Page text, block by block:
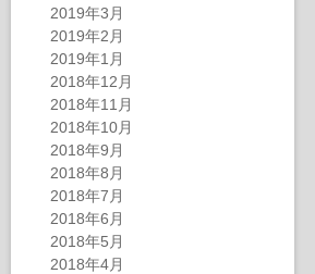
2019年3月
2019年2月
2019年1月
2018年12月
2018年11月
2018年10月
2018年9月
2018年8月
2018年7月
2018年6月
2018年5月
2018年4月